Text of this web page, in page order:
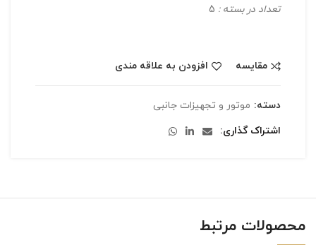
تعداد در بسته :
مقایسه افزودن به علاقه مندی
دسته: موتور و تجهیزات جانبی
اشتراک گذاری
محصولات مرتبط